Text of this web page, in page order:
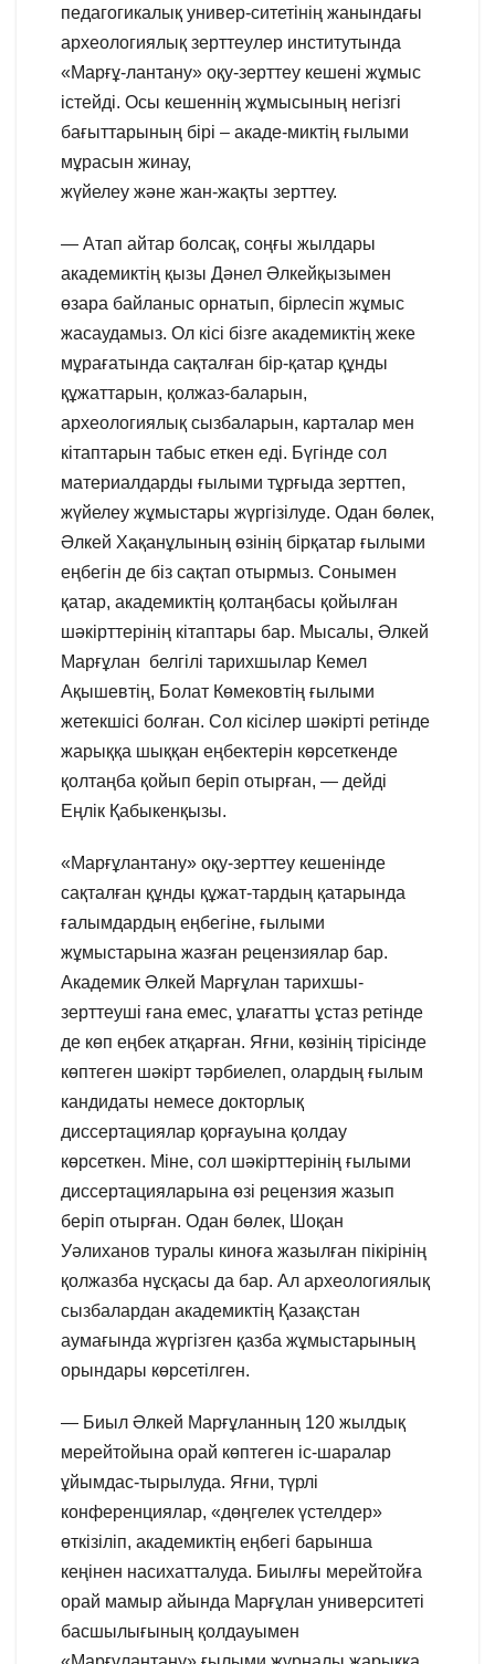
педагогикалық универ-ситетінің жанындағы
археологиялық зерттеулер институтында
«Марғұ-лантану» оқу-зерттеу кешені жұмыс
істейді. Осы кешеннің жұмысының негізгі
бағыттарының бірі – акаде-миктің ғылыми
мұрасын жинау,
жүйелеу және жан-жақты зерттеу.
— Атап айтар болсақ, соңғы жылдары
академиктің қызы Дәнел Әлкейқызымен
өзара байланыс орнатып, бірлесіп жұмыс
жасаудамыз. Ол кісі бізге академиктің жеке
мұрағатында сақталған бір-қатар құнды
құжаттарын, қолжаз-баларын,
археологиялық сызбаларын, карталар мен
кітаптарын табыс еткен еді. Бүгінде сол
материалдарды ғылыми тұрғыда зерттеп,
жүйелеу жұмыстары жүргізілуде. Одан бөлек,
Әлкей Хақанұлының өзінің бірқатар ғылыми
еңбегін де біз сақтап отырмыз. Сонымен
қатар, академиктің қолтаңбасы қойылған
шәкірттерінің кітаптары бар. Мысалы, Әлкей
Марғұлан белгілі тарихшылар Кемел
Ақышевтің, Болат Көмековтің ғылыми
жетекшісі болған. Сол кісілер шәкірті ретінде
жарыққа шыққан еңбектерін көрсеткенде
қолтаңба қойып беріп отырған, — дейді
Еңлік Қабыкенқызы.
«Марғұлантану» оқу-зерттеу кешенінде
сақталған құнды құжат-тардың қатарында
ғалымдардың еңбегіне, ғылыми
жұмыстарына жазған рецензиялар бар.
Академик Әлкей Марғұлан тарихшы-
зерттеуші ғана емес, ұлағатты ұстаз ретінде
де көп еңбек атқарған. Яғни, көзінің тірісінде
көптеген шәкірт тәрбиелеп, олардың ғылым
кандидаты немесе докторлық
диссертациялар қорғауына қолдау
көрсеткен. Міне, сол шәкірттерінің ғылыми
диссертацияларына өзі рецензия жазып
беріп отырған. Одан бөлек, Шоқан
Уәлиханов туралы киноға жазылған пікірінің
қолжазба нұсқасы да бар. Ал археологиялық
сызбалардан академиктің Қазақстан
аумағында жүргізген қазба жұмыстарының
орындары көрсетілген.
— Биыл Әлкей Марғұланның 120 жылдық
мерейтойына орай көптеген іс-шаралар
ұйымдас-тырылуда. Яғни, түрлі
конференциялар, «дөңгелек үстелдер»
өткізіліп, академиктің еңбегі барынша
кеңінен насихатталуда. Биылғы мерейтойға
орай мамыр айында Марғұлан университеті
басшылығының қолдауымен